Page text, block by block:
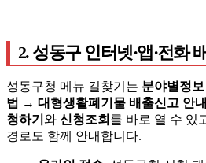
2. 성동구 인터넷·앱·전화
성동구청 메뉴 길찾기는 분야별정
법 → 대형생활폐기물 배출신고 안내
청하기 와 신청조회 를 바로 열 수 있
경로도 함께 안내합니다.